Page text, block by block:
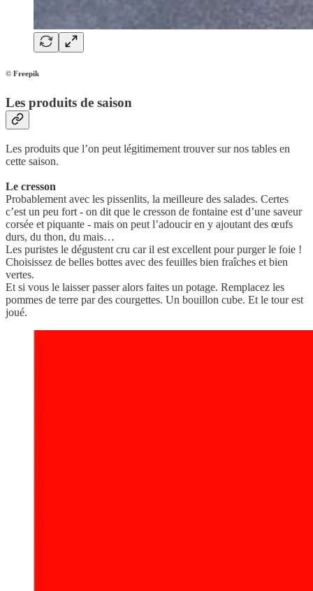
© Freepik
Les produits de saison
Les produits que l’on peut légitimement trouver sur nos tables en
cette saison.
Le cresson
Probablement avec les pissenlits, la meilleure des salades. Certes
c’est un peu fort - on dit que le cresson de fontaine est d’une saveur
corsée et piquante - mais on peut l’adoucir en y ajoutant des œufs
durs, du thon, du mais…
Les puristes le dégustent cru car il est excellent pour purger le foie !
Choisissez de belles bottes avec des feuilles bien fraîches et bien
vertes.
Et si vous le laisser passer alors faites un potage. Remplacez les
pommes de terre par des courgettes. Un bouillon cube. Et le tour est
joué.